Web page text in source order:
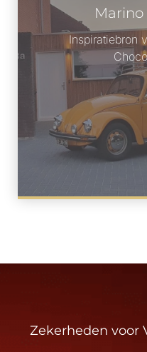
Marino
Inspiratiebron
Zekerheden voor